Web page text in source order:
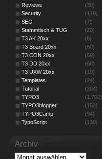
Reviews
(30)
Security
(119)
SEO
(7)
Stammtisch & TUG
(20)
T3 AK 20xx
(6)
T3 Board 20xx
(60)
T3 CON 20xx
(69)
T3 DD 20xx
(68)
T3 UXW 20xx
(10)
Templates
(24)
Tutorial
(304)
TYPO3
(1.702)
TYPO3blogger
(152)
TYPO3Camp
(94)
TypoScript
(130)
Archiv